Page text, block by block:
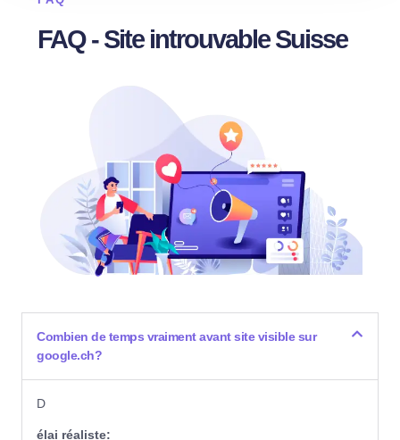
FAQ - Site introuvable Suisse
Combien de temps vraiment avant site visible sur
google.ch?
D
élai réaliste: